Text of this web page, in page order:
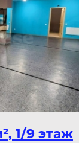
1/9 этаж